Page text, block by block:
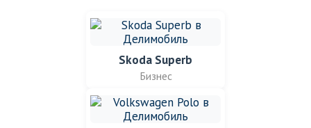
Skoda Superb
Бизнес